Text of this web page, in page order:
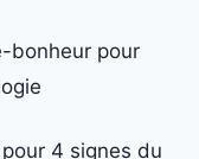
bonheur pour
4 signes du